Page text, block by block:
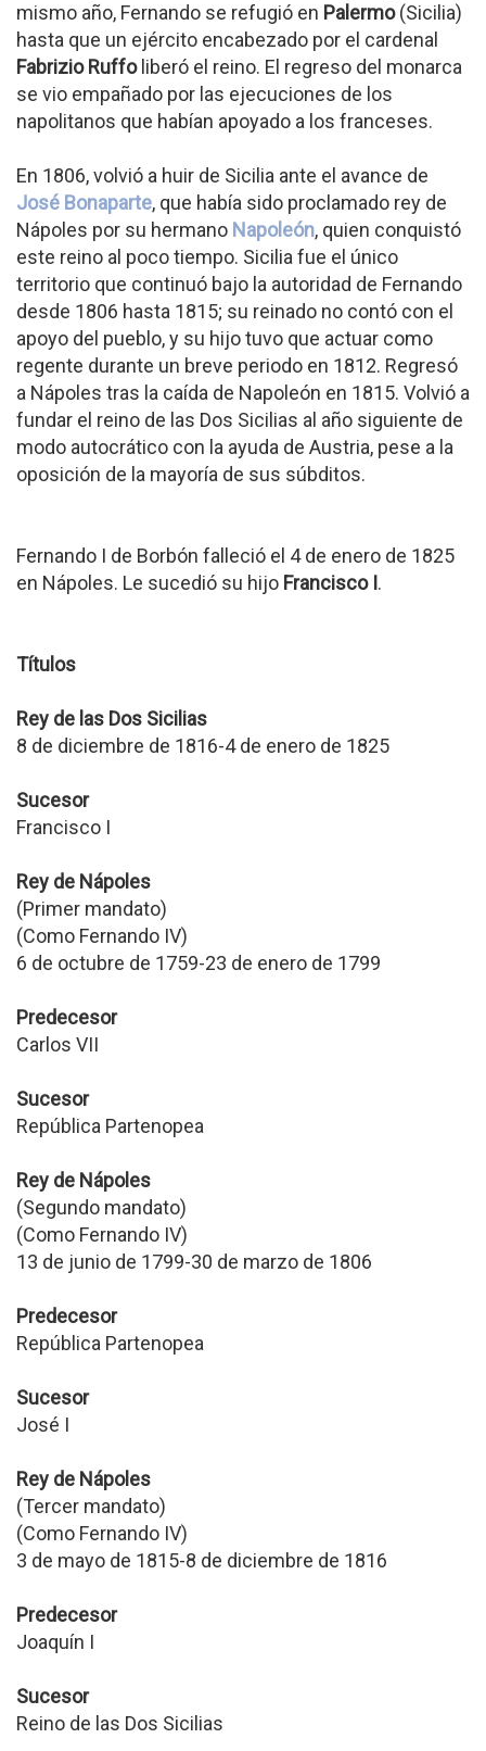
mismo año, Fernando se refugió en Palermo(Sicilia)
hasta que un ejército encabezado por el cardenal
Fabrizio Ruffoliberó el reino. El regreso del monarca
se vio empañado por las ejecuciones de los
napolitanos que habían apoyado a los franceses.
En 1806, volvió a huir de Sicilia ante el avance de
José Bonaparte, que había sido proclamado rey de
Nápoles por su hermano Napoleón, quien conquistó
este reino al poco tiempo. Sicilia fue el único
territorio que continuó bajo la autoridad de Fernando
desde 1806 hasta 1815; su reinado no contó con el
apoyo del pueblo, y su hijo tuvo que actuar como
regente durante un breve periodo en 1812. Regresó
a Nápoles tras la caída de Napoleón en 1815. Volvió a
fundar el reino de las Dos Sicilias al año siguiente de
modo autocrático con la ayuda de Austria, pese a la
oposición de la mayoría de sus súbditos.
Fernando I de Borbón falleció el 4 de enero de 1825
en Nápoles. Le sucedió su hijo Francisco I.
Títulos
Rey de las Dos Sicilias
8 de diciembre de 1816-4 de enero de 1825
Sucesor
Francisco I
Rey de Nápoles
(Primer mandato)
(Como Fernando IV)
6 de octubre de 1759-23 de enero de 1799
Predecesor
Carlos VII
Sucesor
República Partenopea
Rey de Nápoles
(Segundo mandato)
(Como Fernando IV)
13 de junio de 1799-30 de marzo de 1806
Predecesor
República Partenopea
Sucesor
José I
Rey de Nápoles
(Tercer mandato)
(Como Fernando IV)
3 de mayo de 1815-8 de diciembre de 1816
Predecesor
Joaquín I
Sucesor
Reino de las Dos Sicilias